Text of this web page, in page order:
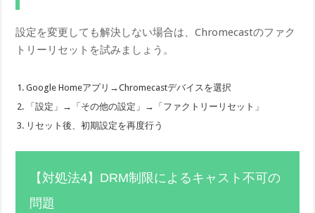
設定を変更しても解決しない場合は、Chromecastのファク
トリーリセットを試みましょう。
Google Homeアプリ→Chromecastデバイスを選択
「設定」→「その他の設定」→「ファクトリーリセット」
リセット後、初期設定を再度行う
【対処法4】DRM制限によるキャスト不可の
問題